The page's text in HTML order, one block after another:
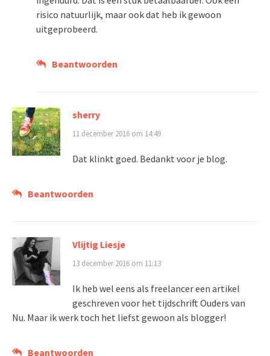
risico natuurlijk, maar ook dat heb ik gewoon
uitgeprobeerd.
Beantwoorden
sherry
11 december 2016 om 14:49
Dat klinkt goed. Bedankt voor je blog.
Beantwoorden
Vlijtig Liesje
13 december 2016 om 11:13
Ik heb wel eens als freelancer een artikel
geschreven voor het tijdschrift Ouders van
Nu. Maar ik werk toch het liefst gewoon als blogger!
Beantwoorden